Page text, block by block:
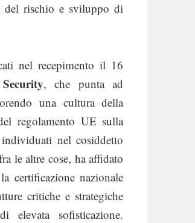
del rischio e sviluppo di
nel recepimento il 16
, che punta ad
una cultura della
regolamento UE sulla
nel cosiddetto
le altre cose, ha affidato
certificazione nazionale
critiche e strategiche
sofisticazione.